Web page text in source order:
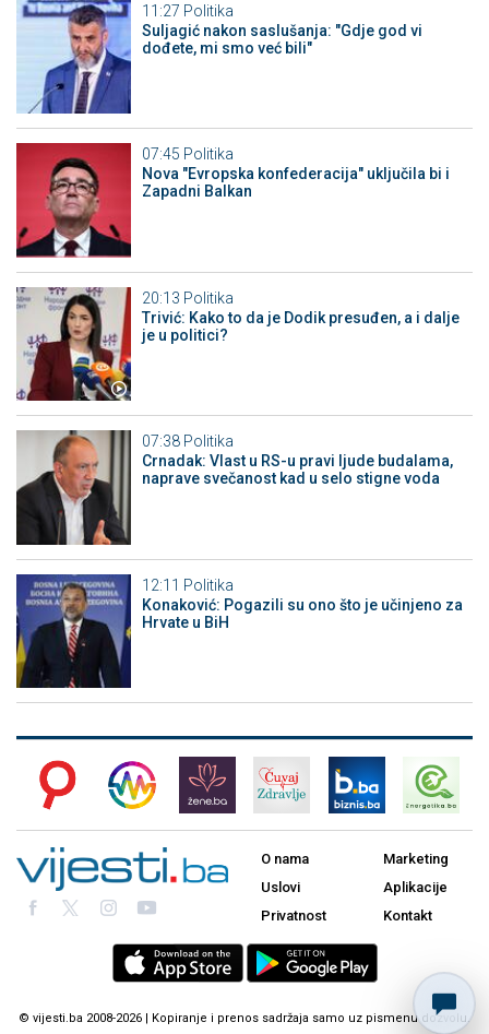
11:27 Politika
Suljagić nakon saslušanja: "Gdje god vi
dođete, mi smo već bili"
07:45 Politika
Nova "Evropska konfederacija" uključila bi i
Zapadni Balkan
20:13 Politika
Trivić: Kako to da je Dodik presuđen, a i dalje
je u politici?
07:38 Politika
Crnadak: Vlast u RS-u pravi ljude budalama,
naprave svečanost kad u selo stigne voda
12:11 Politika
Konaković: Pogazili su ono što je učinjeno za
Hrvate u BiH
O nama
Uslovi
Privatnost
Marketing
Aplikacije
Kontakt
© vijesti.ba 2008-2026 | Kopiranje i prenos sadržaja samo uz pismenu dozvolu.